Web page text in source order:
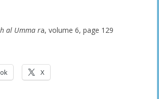
al Umma ra, volume 6, page 129
X